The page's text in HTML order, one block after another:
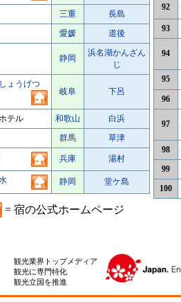
三重
長島
愛媛 道後
静岡
浜名湖かんざん
じ
ょうげつ
岐阜 下呂
テル 和歌山
白浜
群馬 草津
兵庫 湯村
静岡 堂ケ島
92
93
94
95
96
97
98
99
100
= 宿の公式ホームページ
観光業界トップメディア
観光に専門特化
観光立国を推進